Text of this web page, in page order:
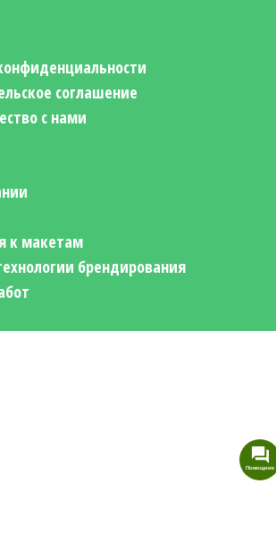
соглашение
с нами
к макетам
брендирования
Помощник